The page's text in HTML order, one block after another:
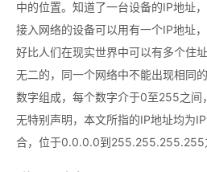
中的位置。知道了一台设备的IP地址
接入网络的设备可以用有一个IP地址
好比人们在现实世界中可以有多个住
无二的，同一个网络中不能出现相同
数字组成，每个数字介于0至255之间
无特别声明，本文所指的IP地址均为
合，位于0.0.0.0到255.255.255.255